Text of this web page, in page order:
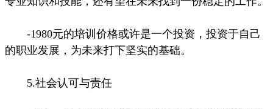
-1980元的培训价格或许是一个投资，投资于自己
的职业发展，为未来打下坚实的基础。
5.社会认可与责任